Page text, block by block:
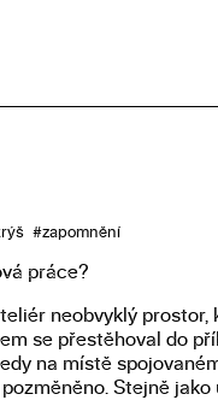
#zapomnění
práce?
neobvyklý
se přestěhoval do
na místě
Stejně